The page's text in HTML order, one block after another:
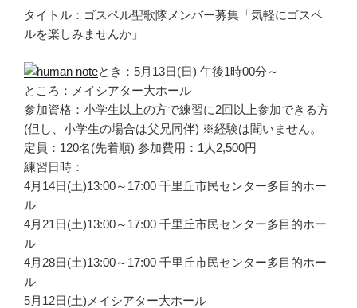
タイトル：ゴスペル聖歌隊メンバー募集「気軽にゴスペ
ルを楽しみませんか」
とき：5月13日(日) 午後1時00分～
ところ：メイシアター大ホール
参加資格：小学生以上の方で練習に2回以上参加できる方
(但し、小学生の場合は父兄同伴) ※経験は聞いません。
定員：120名(先着順) 参加費用：1人2,500円
練習日時：
4月14日(土)13:00～17:00 千里丘市民センター多目的ホー
ル
4月21日(土)13:00～17:00 千里丘市民センター多目的ホー
ル
4月28日(土)13:00～17:00 千里丘市民センター多目的ホー
ル
5月12日(土)メイシアター大ホール